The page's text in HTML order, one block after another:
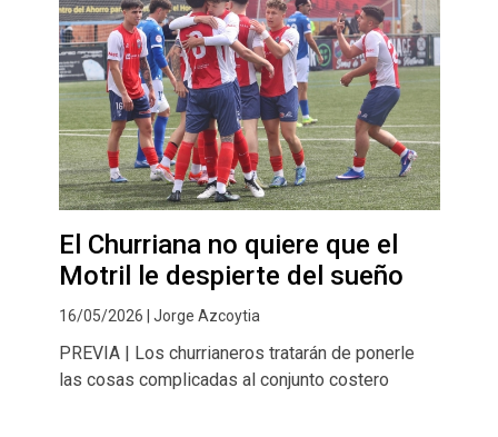
El Churriana no quiere que el
Motril le despierte del sueño
16/05/2026 | Jorge Azcoytia
PREVIA | Los churrianeros tratarán de ponerle
las cosas complicadas al conjunto costero